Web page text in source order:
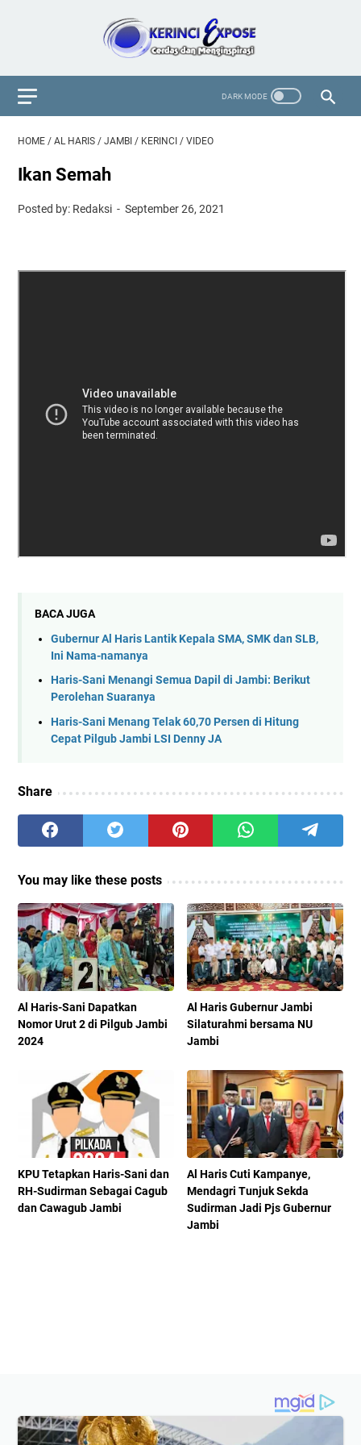
HOME / AL HARIS / JAMBI / KERINCI / VIDEO
Ikan Semah
Posted by: Redaksi September 26, 2021
BACA JUGA
Gubernur Al Haris Lantik Kepala SMA, SMK dan SLB,
Ini Nama-namanya
Haris-Sani Menangi Semua Dapil di Jambi: Berikut
Perolehan Suaranya
Haris-Sani Menang Telak 60,70 Persen di Hitung
Cepat Pilgub Jambi LSI Denny JA
Share
You may like these posts
Al Haris-Sani Dapatkan
Nomor Urut 2 di Pilgub Jambi
2024
Al Haris Gubernur Jambi
Silaturahmi bersama NU
Jambi
KPU Tetapkan Haris-Sani dan
RH-Sudirman Sebagai Cagub
dan Cawagub Jambi
Al Haris Cuti Kampanye,
Mendagri Tunjuk Sekda
Sudirman Jadi Pjs Gubernur
Jambi